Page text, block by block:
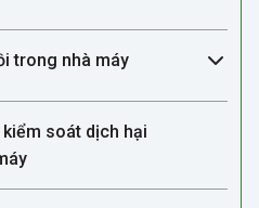
trong nhà máy
soát dịch hại